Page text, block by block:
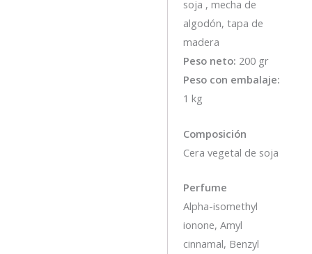
soja , mecha de
algodón, tapa de
madera
Peso neto: 200 gr
Peso con embalaje:
1 kg
Composición
Cera vegetal de soja
Perfume
Alpha-isomethyl
ionone, Amyl
cinnamal, Benzyl